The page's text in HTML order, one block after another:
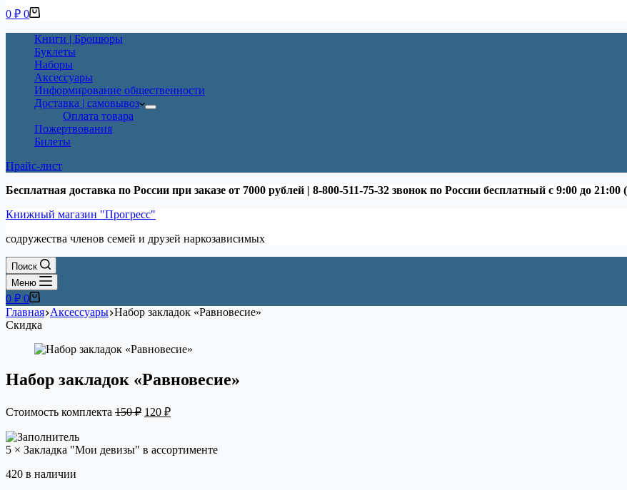
Корзина
0 ₽ 0
Книги | Брошюры
Буклеты
Наборы
Аксессуары
Информирование общественности
Доставка | самовывоз
Оплата товара
Пожертвования
Билеты
Прайс-лист
Бесплатная доставка по России при заказе от 7000 рублей | 8-800-511-75-32 звонок по России бесплатный с 9:00 до
Книжный магазин "Прогресс"
содружества членов семей и друзей наркозависимых
Поиск
Меню
Корзина
0 ₽ 0
Главная Аксессуары Набор закладок «Равновесие»
Скидка
Набор закладок «Равновесие»
Стоимость комплекта 150₽ Первоначальная
150 ₽.
120 ₽Текущая
5 × Закладка "Мои девизы" в ассортименте
420 в наличии